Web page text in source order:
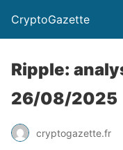
CryptoGazette
Ripple:
26/08/2025
cryptogazette.fr